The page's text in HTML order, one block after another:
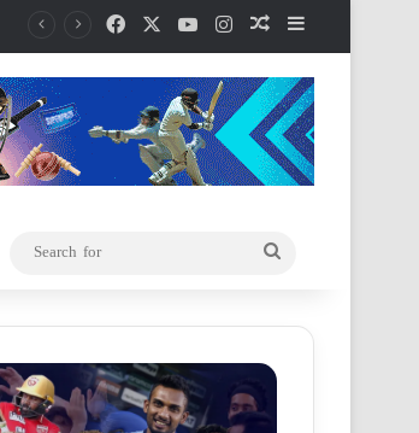
Facebook YouTubeInstagramRandom Article